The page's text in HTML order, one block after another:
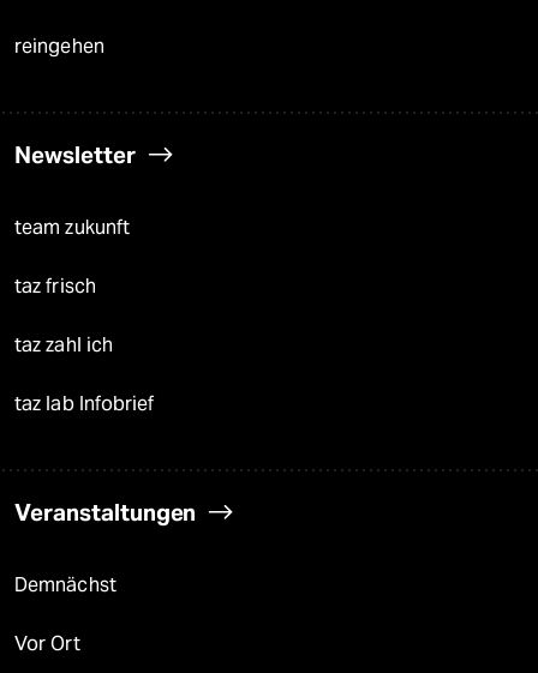
reingehen
Newsletter
team zukunft
taz frisch
taz zahl ich
taz lab Infobrief
Veranstaltungen
Demnächst
Vor Ort